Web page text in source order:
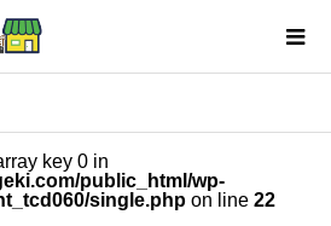
key 0 in
public_html/wp-
single.php on line 22